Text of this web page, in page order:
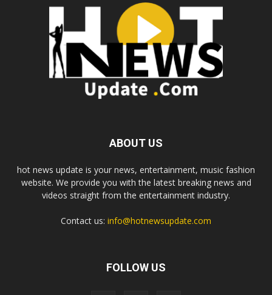
ABOUT US
hot news update is your news, entertainment, music fashion
website. We provide you with the latest breaking news and
videos straight from the entertainment industry.
Contact us: info@hotnewsupdate.com
FOLLOW US